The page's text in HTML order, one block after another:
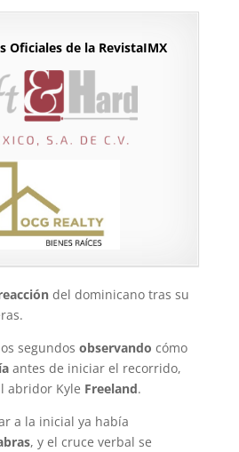
Oficiales de la RevistaIMX
del dominicano tras su
segundos observando cómo
antes de iniciar el recorrido,
abridor Kyle Freeland.
a la inicial ya había
, y el cruce verbal se